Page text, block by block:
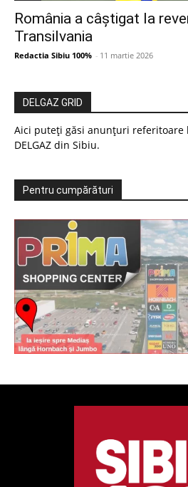
România a câștigat la
Transilvania
Redactia Sibiu 100% - 11 martie 2026
DELGAZ GRID
Aici puteți găsi anunțuri
DELGAZ din Sibiu.
Pentru cumpărături